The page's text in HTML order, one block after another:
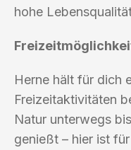
hohe
Herne hält für dich
Freizeitaktivitäten
Natur unterwegs
genießt – hier ist